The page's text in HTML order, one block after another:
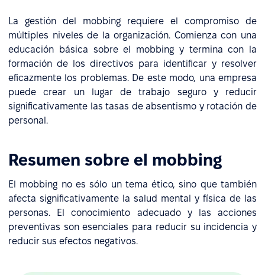
La gestión del mobbing requiere el compromiso de
múltiples niveles de la organización. Comienza con una
educación básica sobre el mobbing y termina con la
formación de los directivos para identificar y resolver
eficazmente los problemas. De este modo, una empresa
puede crear un lugar de trabajo seguro y reducir
significativamente las tasas de absentismo y rotación de
personal.
Resumen sobre el mobbing
El mobbing no es sólo un tema ético, sino que también
afecta significativamente la salud mental y física de las
personas. El conocimiento adecuado y las acciones
preventivas son esenciales para reducir su incidencia y
reducir sus efectos negativos.